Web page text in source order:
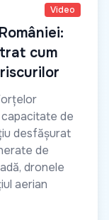
Video
cum
de
desfășurat
de
dronele
aerian